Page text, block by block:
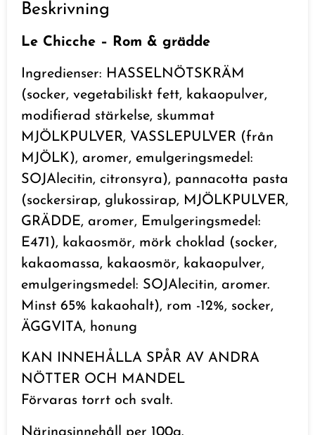
Beskrivning
Le Chicche – Rom & grädde
Ingredienser: HASSELNÖTSKRÄM
(socker, vegetabiliskt fett, kakaopulver,
modifierad stärkelse, skummat
MJÖLKPULVER, VASSLEPULVER (från
MJÖLK), aromer, emulgeringsmedel:
SOJAlecitin, citronsyra), pannacotta pasta
(sockersirap, glukossirap, MJÖLKPULVER,
GRÄDDE, aromer, Emulgeringsmedel:
E471), kakaosmör, mörk choklad (socker,
kakaomassa, kakaosmör, kakaopulver,
emulgeringsmedel: SOJAlecitin, aromer.
Minst 65% kakaohalt), rom -12%, socker,
ÄGGVITA, honung
KAN INNEHÅLLA SPÅR AV ANDRA
NÖTTER OCH MANDEL
Förvaras torrt och svalt.
Näringsinnehåll per 100g.